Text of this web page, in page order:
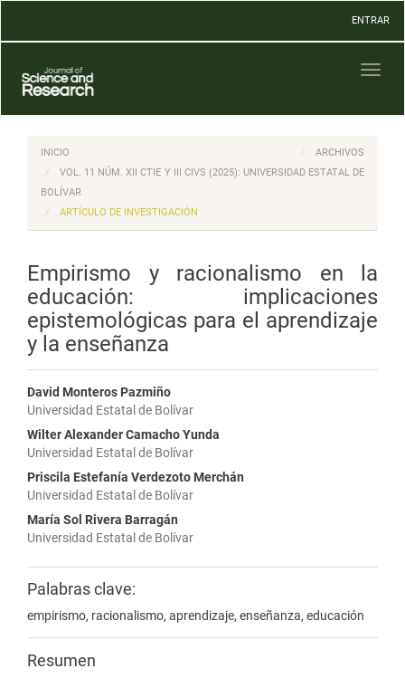
Contenido
Barra
lateral
ENTRAR
INICIO
ARCHIVOS
VOL. 11 NÚM. XII CTIE Y III CIVS (2025): UNIVERSIDAD ESTATAL DE
BOLÍVAR
ARTÍCULO DE INVESTIGACIÓN
Empirismo y racionalismo en la
educación: implicaciones
epistemológicas para el aprendizaje
y la enseñanza
David Monteros Pazmiño
Universidad Estatal de Bolívar
Wilter Alexander Camacho Yunda
Universidad Estatal de Bolívar
Priscila Estefanía Verdezoto Merchán
Universidad Estatal de Bolívar
María Sol Rivera Barragán
Universidad Estatal de Bolívar
Palabras clave:
empirismo, racionalismo, aprendizaje, enseñanza, educación
Resumen